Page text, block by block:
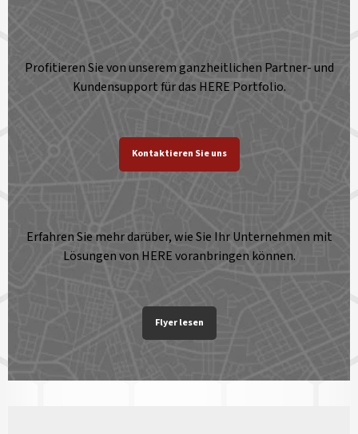
Profitieren Sie von unserem ganzheitlichen Partner- und
Kundensupport für das HERE Portfolio.
Kontaktieren Sie uns
Erfahren Sie mehr darüber, wie Sie Ihr Unternehmen mit
Lösungen von HERE voranbringen können.
Flyer lesen